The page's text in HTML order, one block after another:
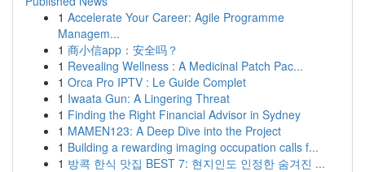
1 Accelerate Your Career: Agile Programme
Managem...
1 商小信app：安全吗？
1 Revealing Wellness : A Medicinal Patch Pac...
1 Orca Pro IPTV : Le Guide Complet
1 Iwaata Gun: A Lingering Threat
1 Finding the Right Financial Advisor in Sydney
1 MAMEN123: A Deep Dive into the Project
1 Building a rewarding imaging occupation calls f...
1 방콕 한식 맛집 BEST 7: 현지인도 인정한 숨겨진 ...